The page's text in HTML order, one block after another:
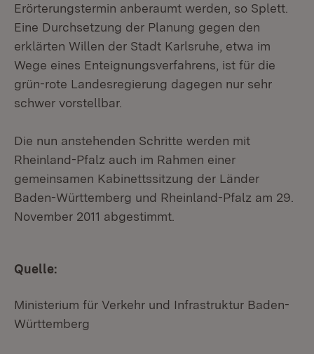
Erörterungstermin anberaumt werden, so Splett.
Eine Durchsetzung der Planung gegen den
erklärten Willen der Stadt Karlsruhe, etwa im
Wege eines Enteignungsverfahrens, ist für die
grün-rote Landesregierung dagegen nur sehr
schwer vorstellbar.
Die nun anstehenden Schritte werden mit
Rheinland-Pfalz auch im Rahmen einer
gemeinsamen Kabinettssitzung der Länder
Baden-Württemberg und Rheinland-Pfalz am 29.
November 2011 abgestimmt.
Quelle:
Ministerium für Verkehr und Infrastruktur Baden-
Württemberg